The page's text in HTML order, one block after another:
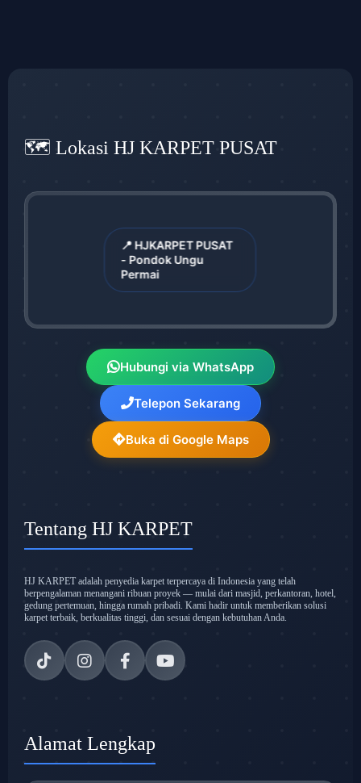
🗺️ Lokasi HJ KARPET PUSAT
📍 HJKARPET PUSAT
- Pondok Ungu
Permai
Hubungi via WhatsApp
Telepon Sekarang
Buka di Google Maps
Tentang HJ KARPET
HJ KARPET adalah penyedia karpet terpercaya di Indonesia yang telah
berpengalaman menangani ribuan proyek — mulai dari masjid, perkantoran, hotel,
gedung pertemuan, hingga rumah pribadi. Kami hadir untuk memberikan solusi
karpet terbaik, berkualitas tinggi, dan sesuai dengan kebutuhan Anda.
Alamat Lengkap